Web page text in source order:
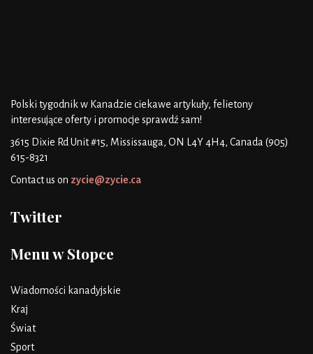
Polski tygodnik w Kanadzie ciekawe artykuły, felietony
interesujące oferty i promocje sprawdź sam!
3615 Dixie Rd Unit #15, Mississauga, ON L4Y 4H4, Canada (905)
615-8321
Contact us on zycie@zycie.ca
Twitter
Menu w Stopce
Wiadomości kanadyjskie
Kraj
Świat
Sport